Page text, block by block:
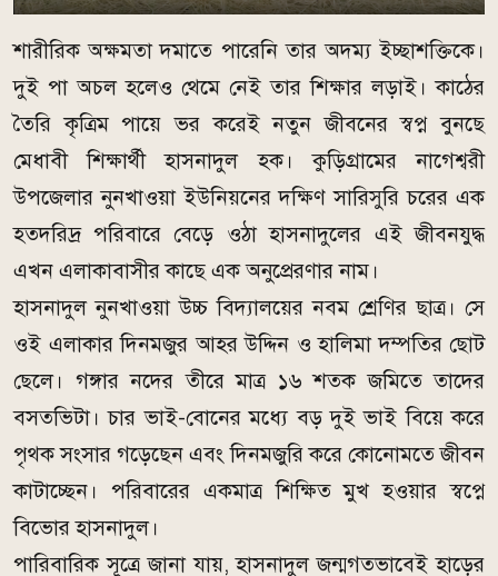
শারীরিক অক্ষমতা দমাতে পারেনি তার অদম্য ইচ্ছাশক্তিকে।
দুই পা অচল হলেও থেমে নেই তার শিক্ষার লড়াই। কাঠের
তৈরি কৃত্রিম পায়ে ভর করেই নতুন জীবনের স্বপ্ন বুনছে
মেধাবী শিক্ষার্থী হাসনাদুল হক। কুড়িগ্রামের নাগেশ্বরী
উপজেলার নুনখাওয়া ইউনিয়নের দক্ষিণ সারিসুরি চরের এক
হতদরিদ্র পরিবারে বেড়ে ওঠা হাসনাদুলের এই জীবনযুদ্ধ
এখন এলাকাবাসীর কাছে এক অনুপ্রেরণার নাম।
হাসনাদুল নুনখাওয়া উচ্চ বিদ্যালয়ের নবম শ্রেণির ছাত্র। সে
ওই এলাকার দিনমজুর আহর উদ্দিন ও হালিমা দম্পতির ছোট
ছেলে। গঙ্গার নদের তীরে মাত্র ১৬ শতক জমিতে তাদের
বসতভিটা। চার ভাই-বোনের মধ্যে বড় দুই ভাই বিয়ে করে
পৃথক সংসার গড়েছেন এবং দিনমজুরি করে কোনোমতে জীবন
কাটাচ্ছেন। পরিবারের একমাত্র শিক্ষিত মুখ হওয়ার স্বপ্নে
বিভোর হাসনাদুল।
পারিবারিক সূত্রে জানা যায়, হাসনাদুল জন্মগতভাবেই হাড়ের